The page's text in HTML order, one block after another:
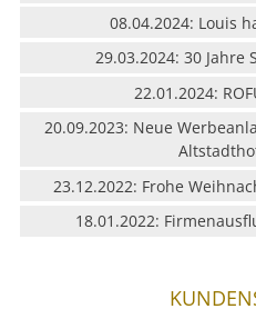
08.04.2024: Louis
29.03.2024: 30 Jahre
22.01.2024:
20.09.2023: Neue
23.12.2022: Frohe
18.01.2022: